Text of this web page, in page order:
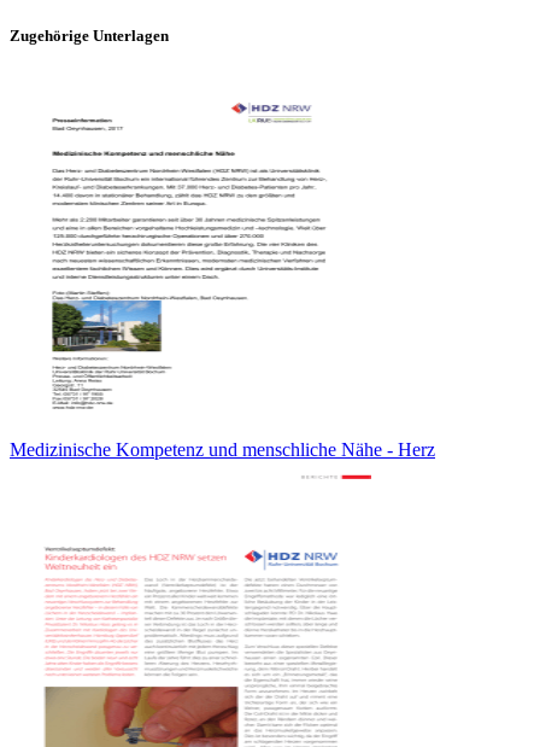
Zugehörige Unterlagen
Medizinische Kompetenz und menschliche Nähe - Herz